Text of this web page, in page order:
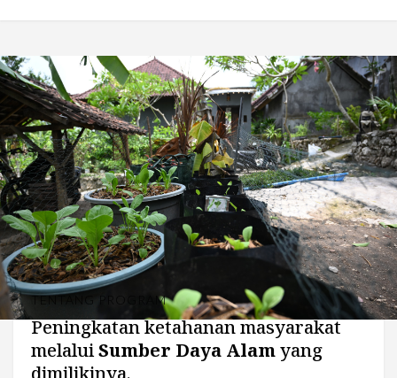
TENTANG PROGRAM
Peningkatan ketahanan masyarakat
melaluiSumber Daya Alamyang